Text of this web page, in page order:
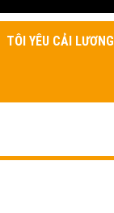
TÔI YÊU CẢI LƯƠNG